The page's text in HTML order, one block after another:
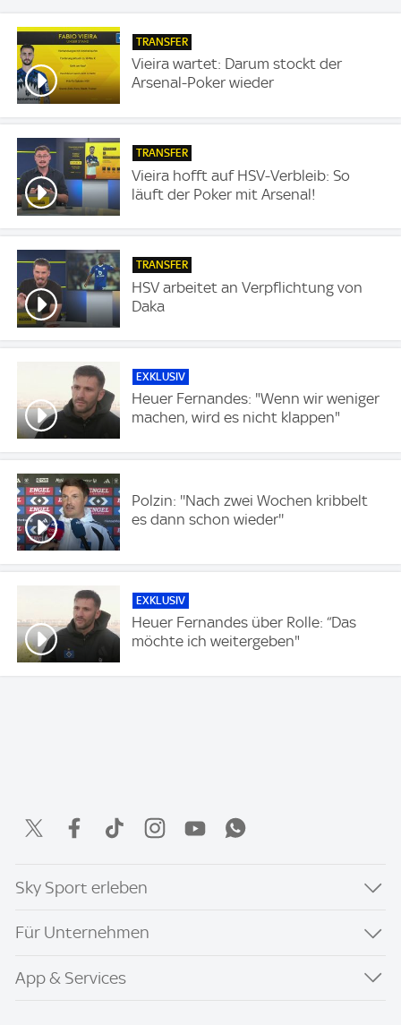
TRANSFER
Vieira wartet: Darum stockt der
Arsenal-Poker wieder
TRANSFER
Vieira hofft auf HSV-Verbleib: So
läuft der Poker mit Arsenal!
TRANSFER
HSV arbeitet an Verpflichtung von
Daka
EXKLUSIV
Heuer Fernandes: "Wenn wir weniger
machen, wird es nicht klappen"
Polzin: ''Nach zwei Wochen kribbelt
es dann schon wieder''
EXKLUSIV
Heuer Fernandes über Rolle: “Das
möchte ich weitergeben"
Sky Sport erleben
Für Unternehmen
App & Services